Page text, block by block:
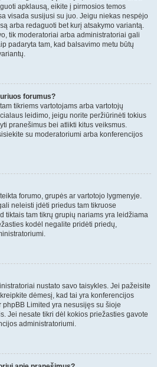
apklausą, eikite į pirmosios temos
visada susijusi su juo. Jeigu niekas nespėjo
arba redaguoti bet kurį atsakymo variantą.
tik moderatoriai arba administratoriai gali
padaryta tam, kad balsavimo metu būtų
forumus?
tikriems vartotojams arba vartotojų
leidimo, jeigu norite peržiūrinėti tokius
pranešimus bei atlikti kitus veiksmus.
su moderatoriumi arba konferencijos
forumo, grupės ar vartotojo lygmenyje.
neleisti įdėti priedus tam tikruose
tiktais tam tikrų grupių nariams yra leidžiama
kodėl negalite pridėti priedų,
nustato savo taisykles. Jei pažeisite
dėmesį, kad tai yra konferencijos
Limited yra nesusijęs su šioje
Jei nesate tikri dėl kokios priežasties gavote
administratoriumi.